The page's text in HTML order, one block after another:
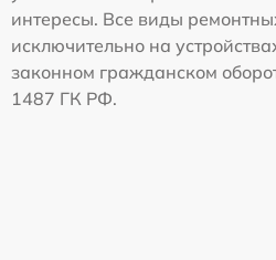
интересы. Все виды
исключительно на
законном гражданском
1487 ГК РФ.